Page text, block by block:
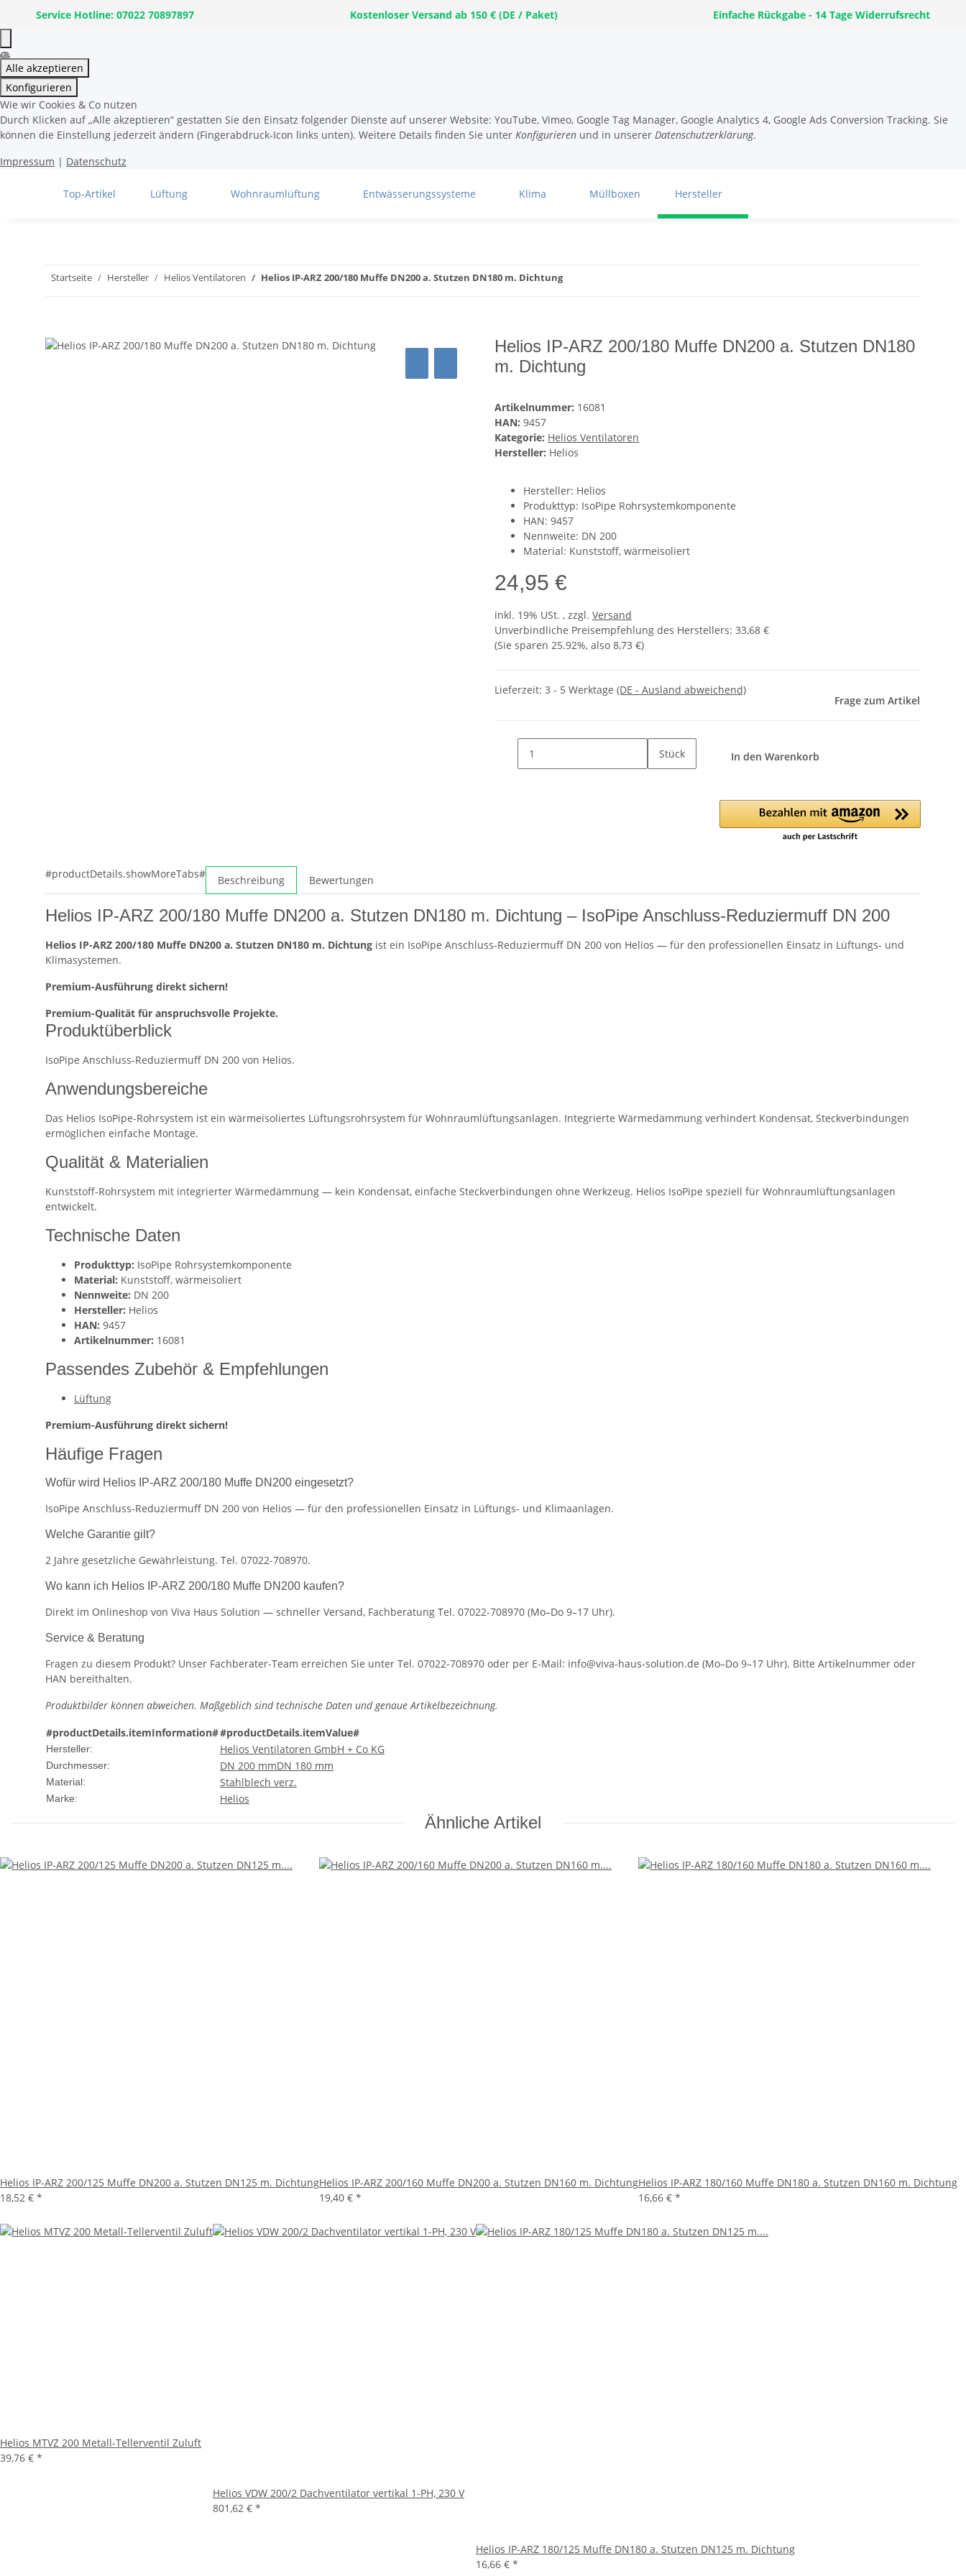
Service Hotline: 07022 70897897 Kostenloser Versand ab 150 € (DE / Paket) Einfache Rückgabe - 14 Tage Widerrufsrecht
Alle akzeptieren
Konfigurieren
Wie wir Cookies & Co nutzen
Durch Klicken auf „Alle akzeptieren“ gestatten Sie den Einsatz folgender Dienste auf unserer Website: YouTube, Vimeo, Google Tag Manager, Google Analytics 4, Google Ads Conversion Tracking. Sie
können die Einstellung jederzeit ändern (Fingerabdruck-Icon links unten). Weitere Details finden Sie unter Konfigurieren und in unserer Datenschutzerklärung.
Impressum | Datenschutz
Top-Artikel Lüftung Wohnraumlüftung Entwässerungssysteme Klima Müllboxen Hersteller
Startseite Hersteller Helios Ventilatoren Helios IP-ARZ 200/180 Muffe DN200 a. Stutzen DN180 m. Dichtung
Helios IP-ARZ 200/180 Muffe DN200 a. Stutzen DN180
m. Dichtung
Artikelnummer: 16081
HAN: 9457
Kategorie: Helios Ventilatoren
Hersteller: Helios
Hersteller: Helios
Produkttyp: IsoPipe Rohrsystemkomponente
HAN: 9457
Nennweite: DN 200
Material: Kunststoff, wärmeisoliert
24,95 €
inkl. 19% USt. , zzgl. Versand
Unverbindliche Preisempfehlung des Herstellers: 33,68 €
(Sie sparen 25.92%, also 8,73 €)
Lieferzeit: 3 - 5 Werktage (DE - Ausland abweichend)
Frage zum Artikel
Stück In den Warenkorb
#productDetails.showMoreTabs# Beschreibung Bewertungen
Helios IP-ARZ 200/180 Muffe DN200 a. Stutzen DN180 m. Dichtung – IsoPipe Anschluss-Reduziermuff DN 200
Helios IP-ARZ 200/180 Muffe DN200 a. Stutzen DN180 m. Dichtung ist ein IsoPipe Anschluss-Reduziermuff DN 200 von Helios — für den professionellen Einsatz in Lüftungs- und
Klimasystemen.
Premium-Ausführung direkt sichern!
Premium-Qualität für anspruchsvolle Projekte.
Produktüberblick
IsoPipe Anschluss-Reduziermuff DN 200 von Helios.
Anwendungsbereiche
Das Helios IsoPipe-Rohrsystem ist ein wärmeisoliertes Lüftungsrohrsystem für Wohnraumlüftungsanlagen. Integrierte Wärmedämmung verhindert Kondensat, Steckverbindungen
ermöglichen einfache Montage.
Qualität & Materialien
Kunststoff-Rohrsystem mit integrierter Wärmedämmung — kein Kondensat, einfache Steckverbindungen ohne Werkzeug. Helios IsoPipe speziell für Wohnraumlüftungsanlagen
entwickelt.
Technische Daten
Produkttyp: IsoPipe Rohrsystemkomponente
Material: Kunststoff, wärmeisoliert
Nennweite: DN 200
Hersteller: Helios
HAN: 9457
Artikelnummer: 16081
Passendes Zubehör & Empfehlungen
Lüftung
Premium-Ausführung direkt sichern!
Häufige Fragen
Wofür wird Helios IP-ARZ 200/180 Muffe DN200 eingesetzt?
IsoPipe Anschluss-Reduziermuff DN 200 von Helios — für den professionellen Einsatz in Lüftungs- und Klimaanlagen.
Welche Garantie gilt?
2 Jahre gesetzliche Gewährleistung. Tel. 07022-708970.
Wo kann ich Helios IP-ARZ 200/180 Muffe DN200 kaufen?
Direkt im Onlineshop von Viva Haus Solution — schneller Versand, Fachberatung Tel. 07022-708970 (Mo–Do 9–17 Uhr).
Service & Beratung
Fragen zu diesem Produkt? Unser Fachberater-Team erreichen Sie unter Tel. 07022-708970 oder per E-Mail: info@viva-haus-solution.de (Mo–Do 9–17 Uhr). Bitte Artikelnummer oder
HAN bereithalten.
Produktbilder können abweichen. Maßgeblich sind technische Daten und genaue Artikelbezeichnung.
#productDetails.itemInformation##productDetails.itemValue#
Hersteller: Helios Ventilatoren GmbH + Co KG
Durchmesser: DN 200 mmDN 180 mm
Material: Stahlblech verz.
Marke: Helios
Ähnliche Artikel
Helios IP-ARZ 200/125 Muffe DN200 a. Stutzen DN125 m. Dichtung
18,52 € *
Helios IP-ARZ 200/160 Muffe DN200 a. Stutzen DN160 m. Dichtung
19,40 € *
Helios IP-ARZ 180/160 Muffe DN180 a. Stutzen DN160 m. Dichtung
16,66 € *
Helios MTVZ 200 Metall-Tellerventil Zuluft
39,76 € *
Helios VDW 200/2 Dachventilator vertikal 1-PH, 230 V
801,62 € *
Helios IP-ARZ 180/125 Muffe DN180 a. Stutzen DN125 m. Dichtung
16,66 € *